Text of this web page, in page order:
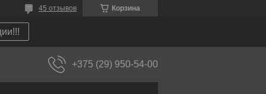
Корзина
45 отзывов
+375 (29) 950-54-00